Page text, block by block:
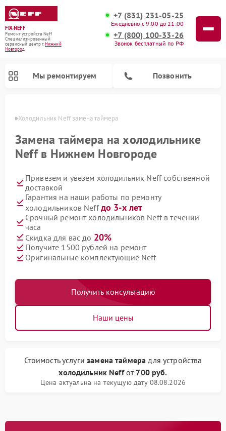
FIX-NEFF
Ремонт устройств Neff
Специализированный
cервисный центр г.Нижний
Новгород
+7 (831) 231-05-25
Ежедневно с 9:00 до 21:00
+7 (800) 100-33-26
Звонок бесплатный по РФ
Мы ремонтируем Позвонить
Холодильник Neff замена таймера
Замена таймера на холодильнике
Neff в Нижнем Новгороде
Привезем и увезем холодильник Neff собственной
доставкой
Гарантия на наши работы по ремонту
холодильников Neffдо 3-х лет
Срочный ремонт холодильников Neff в течении
часа
Скидка для вас до 20%
Получите 1500 рублей на ремонт
Оригинальные комплектующие Neff
Получить консультацию
Наши цены
Стоимость услугизамена таймера для устройства
холодильник Neffот 700 руб.
Цена актуальна на текущую дату 08.08.2026